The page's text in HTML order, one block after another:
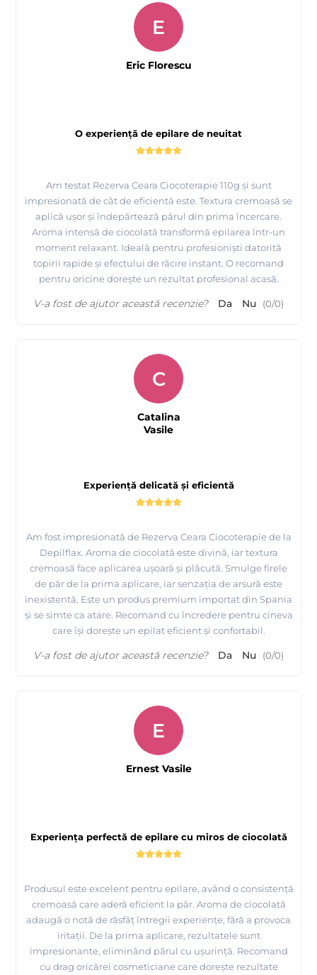
O experiență de epilare de neuitat
Am testat Rezerva Ceara Ciocoterapie 110g și sunt
impresionată de cât de eficientă este. Textura cremoasă se
aplică ușor și îndepărtează părul din prima încercare.
Aroma intensă de ciocolată transformă epilarea într-un
moment relaxant. Ideală pentru profesioniști datorită
topirii rapide și efectului de răcire instant. O recomand
pentru oricine dorește un rezultat profesional acasă.
E
Eric Florescu
V-a fost de ajutor această recenzie? Da Nu (0/0)
Experiență delicată și eficientă
Am fost impresionată de Rezerva Ceara Ciocoterapie de la
Depilflax. Aroma de ciocolată este divină, iar textura
cremoasă face aplicarea ușoară și plăcută. Smulge firele
de păr de la prima aplicare, iar senzația de arsură este
inexistentă. Este un produs premium importat din Spania
și se simte ca atare. Recomand cu încredere pentru cineva
care își dorește un epilat eficient și confortabil.
C
Catalina
Vasile
V-a fost de ajutor această recenzie? Da Nu (0/0)
Experiența perfectă de epilare cu miros de ciocolată
Produsul este excelent pentru epilare, având o consistență
cremoasă care aderă eficient la păr. Aroma de ciocolată
adaugă o notă de răsfăț întregii experiențe, fără a provoca
iritații. De la prima aplicare, rezultatele sunt
impresionante, eliminând părul cu ușurință. Recomand
cu drag oricărei cosmeticiane care dorește rezultate
E
Ernest Vasile